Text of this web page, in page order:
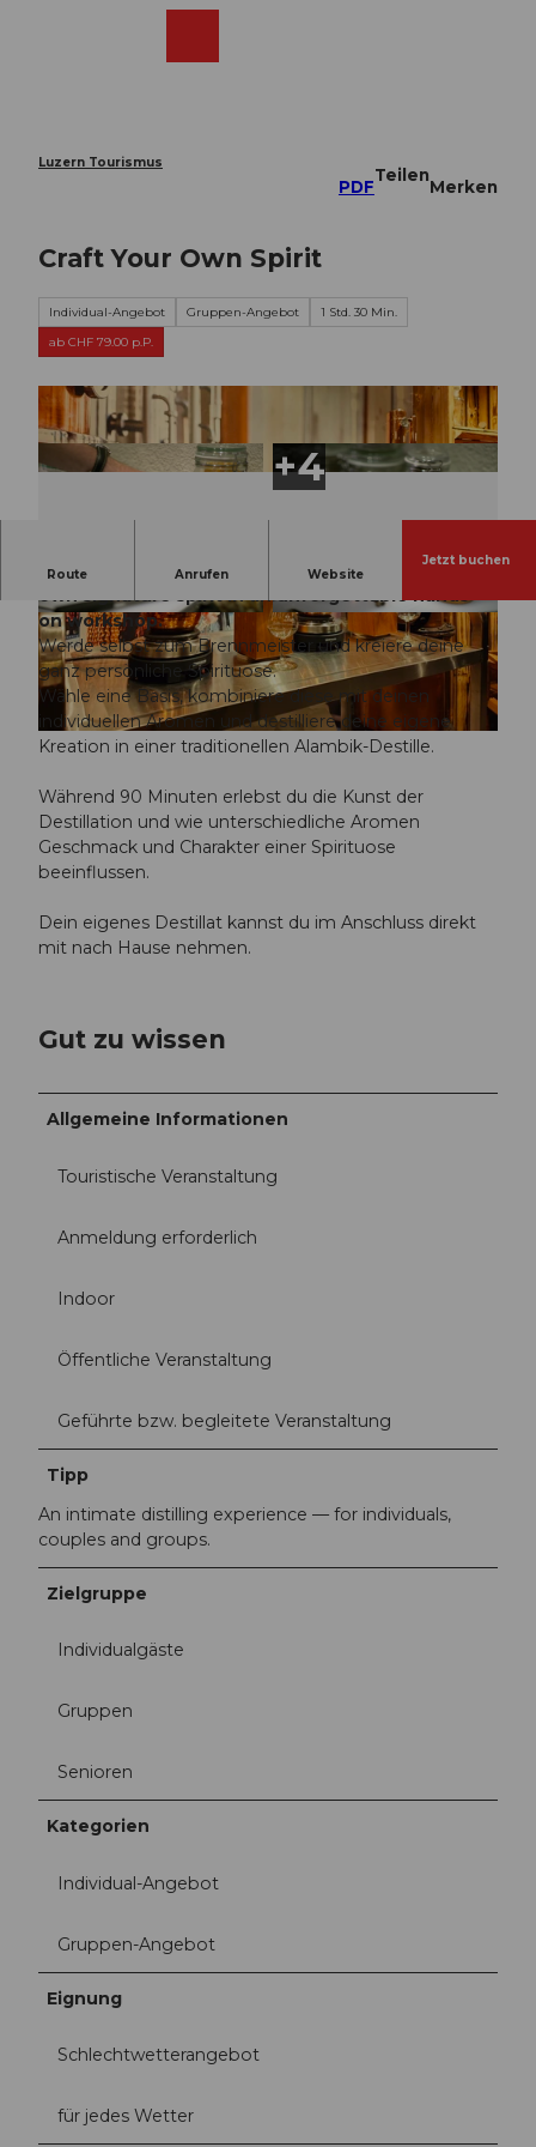
Luzern Tourismus
PDF
Teilen
Merken
Craft Your Own Spirit
Individual-Angebot Gruppen-Angebot
1 Std. 30 Min.
ab CHF 79.00 p.P.
© Hidden Craft Distillery | KI-optimiert |CC-BY-NC-ND
© Hidden Craft Distillery | KI-optimiert |
CC-BY-NC-ND
© Hidden Craft Distillery | KI-optimiert |
CC-BY-NC-ND
Route Anrufen Website
Jetzt buchen
Discover the art of distillation and craft your very
own signature spirit in an unforgettable hands-
on workshop.
Werde selbst zum Brennmeister und kreiere deine
ganz persönliche Spirituose.
Wähle eine Basis, kombiniere diese mit deinen
individuellen Aromen und destilliere deine eigene
Kreation in einer traditionellen Alambik-Destille.
Während 90 Minuten erlebst du die Kunst der
Destillation und wie unterschiedliche Aromen
Geschmack und Charakter einer Spirituose
beeinflussen.
Dein eigenes Destillat kannst du im Anschluss direkt
mit nach Hause nehmen.
Gut zu wissen
Allgemeine Informationen
Touristische Veranstaltung
Anmeldung erforderlich
Indoor
Öffentliche Veranstaltung
Geführte bzw. begleitete Veranstaltung
Tipp
An intimate distilling experience — for individuals,
couples and groups.
Zielgruppe
Individualgäste
Gruppen
Senioren
Kategorien
Individual-Angebot
Gruppen-Angebot
Eignung
Schlechtwetterangebot
für jedes Wetter